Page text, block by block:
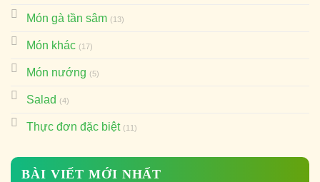
Món gà tần sâm (13)
Món khác (17)
Món nướng (5)
Salad (4)
Thực đơn đặc biệt (11)
BÀI VIẾT MỚI NHẤT